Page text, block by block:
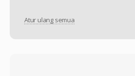
Atur ulang semua